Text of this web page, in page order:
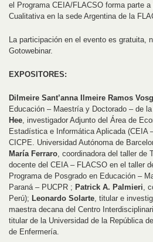
el Programa CEIA/FLACSO forma parte
Cualitativa en la sede Argentina de la
La participación en el evento es
Gotowebinar.
EXPOSITORES:
Dilmeire Sant’anna Ilmeire Ramos
Educación – Maestría y Doctorado – de
Hee , investigador Adjunto del Área de
Estadística e Informática Aplicada (CEIA
CICPE. Universidad Autónoma de
María Ferraro , coordinadora del taller
docente del CEIA – FLACSO en el taller
Programa de Posgrado en Educación –
Paraná – PUCPR ; Patrick A. Palmieri ,
Perú); Leonardo Solarte , titular e
maestra decana del Centro
titular de la Universidad de la República
de Enfermería.